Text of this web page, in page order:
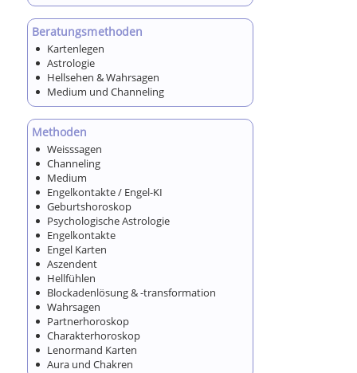
Beratungsmethoden
Kartenlegen
Astrologie
Hellsehen & Wahrsagen
Medium und Channeling
Methoden
Weisssagen
Channeling
Medium
Engelkontakte / Engel-KI
Geburtshoroskop
Psychologische Astrologie
Engelkontakte
Engel Karten
Aszendent
Hellfühlen
Blockadenlösung & -transformation
Wahrsagen
Partnerhoroskop
Charakterhoroskop
Lenormand Karten
Aura und Chakren